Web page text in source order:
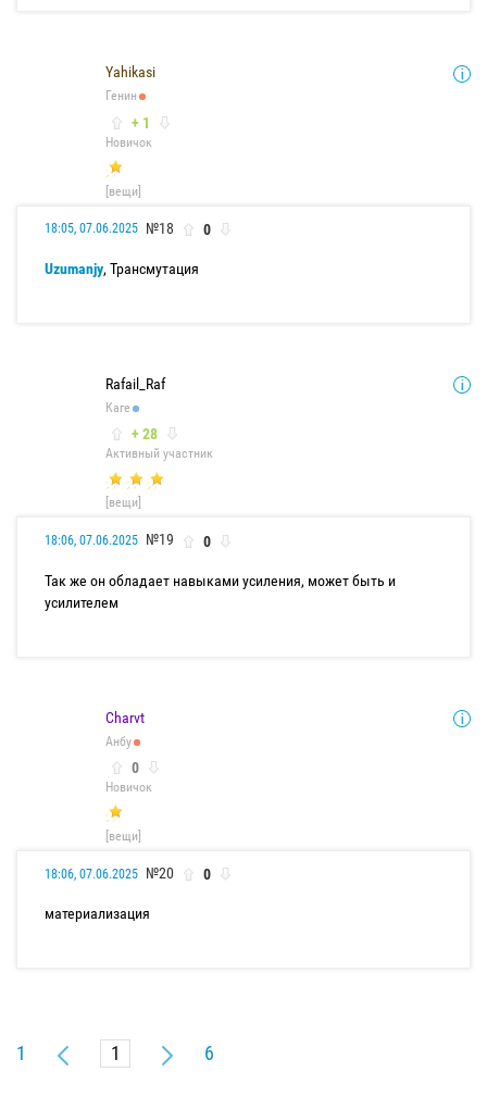
Yahikasi
Генин
+ 1
Новичок
[вещи]
18:05, 07.06.2025 №18 0
Uzumanjy, Трансмутация
Rafail_Raf
Каге
+ 28
Активный участник
[вещи]
18:06, 07.06.2025 №19 0
Так же он обладает навыками усиления, может быть и
усилителем
Charvt
Анбу
0
Новичок
[вещи]
18:06, 07.06.2025 №20 0
материализация
1 6